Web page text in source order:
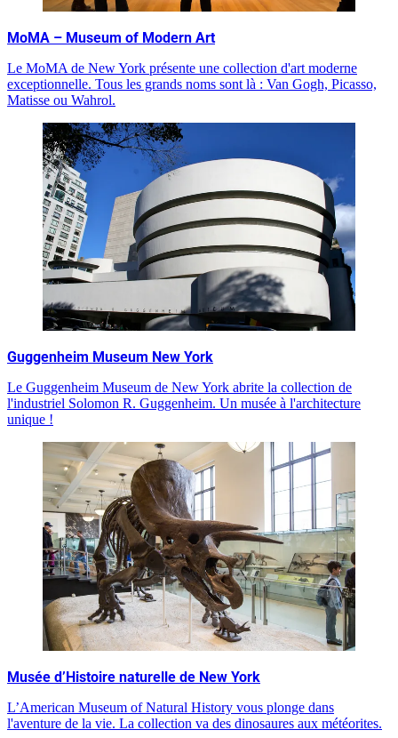
MoMA – Museum of Modern Art
Le MoMA de New York présente une collection d'art moderne
exceptionnelle. Tous les grands noms sont là : Van Gogh, Picasso,
Matisse ou Wahrol.
Guggenheim Museum New York
Le Guggenheim Museum de New York abrite la collection de
l'industriel Solomon R. Guggenheim. Un musée à l'architecture
unique !
Musée d’Histoire naturelle de New York
L’American Museum of Natural History vous plonge dans
l'aventure de la vie. La collection va des dinosaures aux météorites.